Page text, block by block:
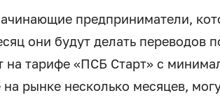
предприниматели,
они будут делать переводов
на тарифе «ПСБ Старт» с
рынке несколько месяцев,